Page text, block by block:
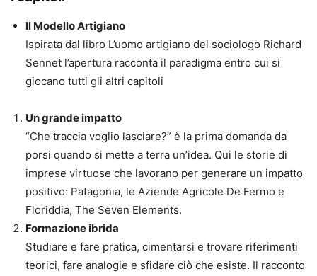
Il Modello Artigiano
Ispirata dal libro L’uomo artigiano del sociologo Richard
Sennet l’apertura racconta il paradigma entro cui si
giocano tutti gli altri capitoli
Un grande impatto
“Che traccia voglio lasciare?” è la prima domanda da
porsi quando si mette a terra un’idea. Qui le storie di
imprese virtuose che lavorano per generare un impatto
positivo: Patagonia, le Aziende Agricole De Fermo e
Floriddia, The Seven Elements.
Formazione ibrida
Studiare e fare pratica, cimentarsi e trovare riferimenti
teorici, fare analogie e sfidare ciò che esiste. Il racconto